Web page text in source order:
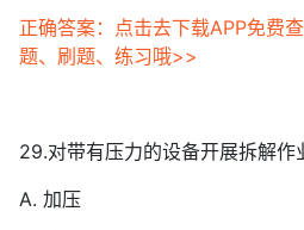
正确答案：点击去下载APP免费
题、刷题、练习哦>>
29.对带有压力的设备开展拆解作
A. 加压